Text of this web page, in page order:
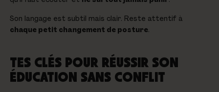
Son langage est subtil mais clair. Reste attentif à
chaque petit changement de posture.
TES CLÉS POUR RÉUSSIR SON
ÉDUCATION SANS CONFLIT